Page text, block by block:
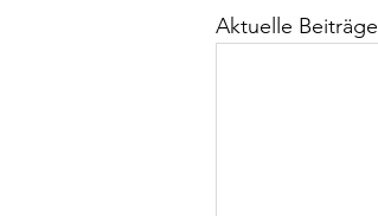
Aktuelle Beiträge